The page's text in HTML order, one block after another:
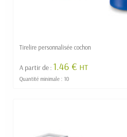
Tirelire personnalisée cochon
A partir de : 1.46 € HT
Quantité minimale : 10